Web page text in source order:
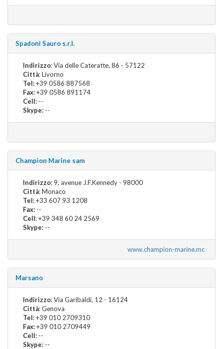
Spadoni Sauro s.r.l.
Indirizzo: Via delle Cateratte, 86 - 57122
Città: Livorno
Tel:+39 0586 887568
Fax:+39 0586 891174
Cell: --
Skype: --
Champion Marine sam
Indirizzo: 9, avenue J.F.Kennedy - 98000
Città: Monaco
Tel:+33 607 93 1208
Fax: --
Cell:+39 348 60 24 2569
Skype: --
www.champion-marine.mc
Marsano
Indirizzo: Via Garibaldi, 12 - 16124
Città: Genova
Tel:+39 010 2709310
Fax:+39 010 2709449
Cell: --
Skype: --